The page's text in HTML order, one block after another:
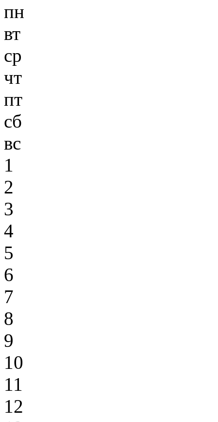
пн
вт
ср
чт
пт
сб
вс
1
2
3
4
5
6
7
8
9
10
11
12